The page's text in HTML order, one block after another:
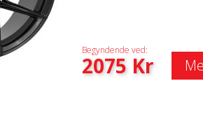
Begyndende ved:
2075Kr